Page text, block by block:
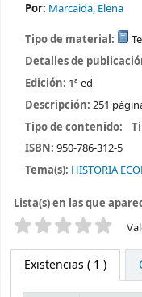
Por: Marcaida, Elena
Tipo de material:
Detalles de
Edición: 1ª ed
Descripción: 251
Tipo de contenido:
ISBN: 950-786-312-5
Tema(s): HISTORIA
Lista(s) en las que
Valoración
Existencias ( 1 )